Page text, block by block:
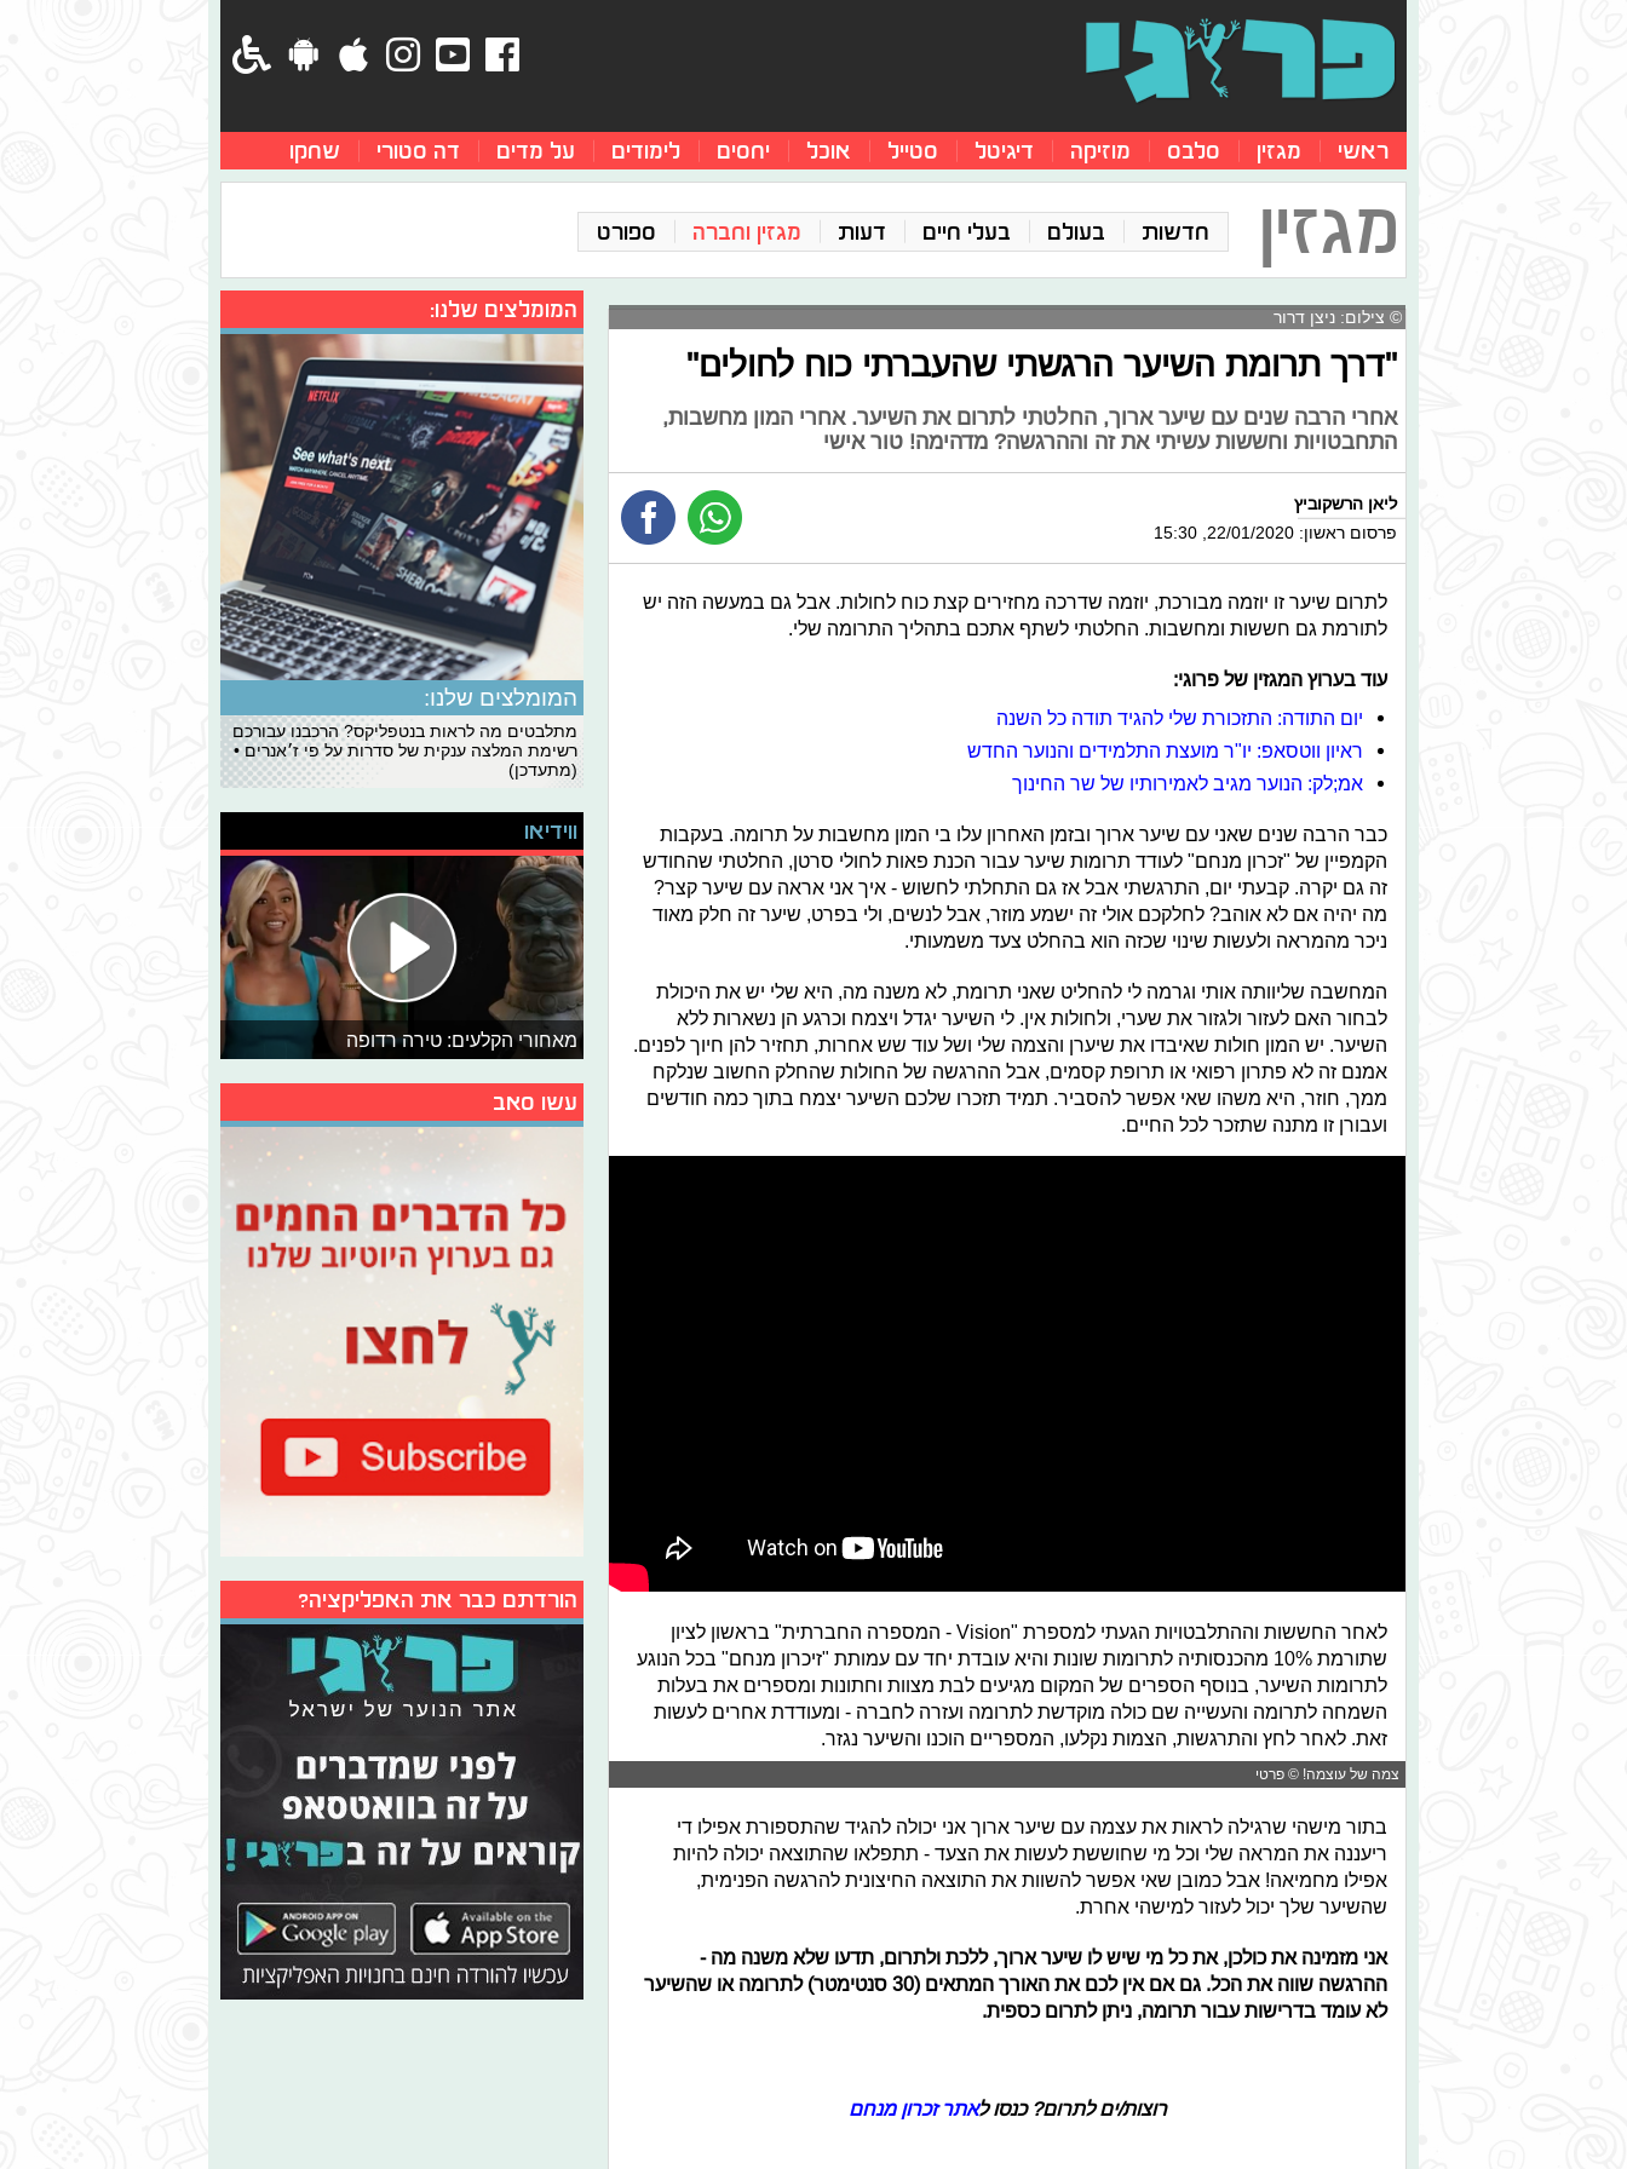
ראשי מגזין סלבס מוזיקה דיגיטל סטייל אוכל יחסים לימודים על מדים דה סטורי שחקו
מגזין חדשות בעולם בעלי חיים דעות מגזין וחברה ספורט
© צילום: ניצן דרור
"דרך תרומת השיער הרגשתי שהעברתי כוח לחולים"
אחרי הרבה שנים עם שיער ארוך, החלטתי לתרום את השיער. אחרי המון מחשבות,
התחבטויות וחששות עשיתי את זה וההרגשה? מדהימה! טור אישי
ליאן הרשקוביץ
פרסום ראשון: 22/01/2020, 15:30
לתרום שיער זו יוזמה מבורכת, יוזמה שדרכה מחזירים קצת כוח לחולות. אבל גם במעשה הזה יש
לתורמת גם חששות ומחשבות. החלטתי לשתף אתכם בתהליך התרומה שלי.
עוד בערוץ המגזין של פרוגי:
יום התודה: התזכורת שלי להגיד תודה כל השנה
ראיון ווטסאפ: יו"ר מועצת התלמידים והנוער החדש
אמ;לק: הנוער מגיב לאמירותיו של שר החינוך
כבר הרבה שנים שאני עם שיער ארוך ובזמן האחרון עלו בי המון מחשבות על תרומה. בעקבות
הקמפיין של "זכרון מנחם" לעודד תרומות שיער עבור הכנת פאות לחולי סרטן, החלטתי שהחודש
זה גם יקרה. קבעתי יום, התרגשתי אבל אז גם התחלתי לחשוש - איך אני אראה עם שיער קצר?
מה יהיה אם לא אוהב? לחלקכם אולי זה ישמע מוזר, אבל לנשים, ולי בפרט, שיער זה חלק מאוד
ניכר מהמראה ולעשות שינוי שכזה הוא בהחלט צעד משמעותי.
המחשבה שליוותה אותי וגרמה לי להחליט שאני תרומת, לא משנה מה, היא שלי יש את היכולת
לבחור האם לעזור ולגזור את שערי, ולחולות אין. לי השיער יגדל ויצמח וכרגע הן נשארות ללא
השיער. יש המון חולות שאיבדו את שיערן והצמה שלי ושל עוד שש אחרות, תחזיר להן חיוך לפנים.
אמנם זה לא פתרון רפואי או תרופת קסמים, אבל ההרגשה של החולות שהחלק החשוב שנלקח
ממך, חוזר, היא משהו שאי אפשר להסביר. תמיד תזכרו שלכם השיער יצמח בתוך כמה חודשים
ועבורן זו מתנה שתזכר לכל החיים.
לאחר החששות וההתלבטויות הגעתי למספרת "Vision - המספרה החברתית" בראשון לציון
שתורמת 10% מהכנסותיה לתרומות שונות והיא עובדת יחד עם עמותת "זיכרון מנחם" בכל הנוגע
לתרומות השיער, בנוסף הספרים של המקום מגיעים לבת מצוות וחתונות ומספרים את בעלות
השמחה לתרומה והעשייה שם כולה מוקדשת לתרומה ועזרה לחברה - ומעודדת אחרים לעשות
זאת. לאחר לחץ והתרגשות, הצמות נקלעו, המספריים הוכנו והשיער נגזר.
צמה של עוצמה! © פרטי
בתור מישהי שרגילה לראות את עצמה עם שיער ארוך אני יכולה להגיד שהתספורת אפילו די
ריעננה את המראה שלי וכל מי שחוששת לעשות את הצעד - תתפלאו שהתוצאה יכולה להיות
אפילו מחמיאה! אבל כמובן שאי אפשר להשוות את התוצאה החיצונית להרגשה הפנימית,
שהשיער שלך יכול לעזור למישהי אחרת.
אני מזמינה את כולכן, את כל מי שיש לו שיער ארוך, ללכת ולתרום, תדעו שלא משנה מה -
ההרגשה שווה את הכל. גם אם אין לכם את האורך המתאים (30 סנטימטר) לתרומה או שהשיער
לא עומד בדרישות עבור תרומה, ניתן לתרום כספית.
רוצות/ים לתרום? כנסו לאתר זכרון מנחם
המומלצים שלנו:
המומלצים שלנו:
מתלבטים מה לראות בנטפליקס? הרכבנו עבורכם
רשימת המלצה ענקית של סדרות על פי ז׳אנרים •
(מתעדכן)
ווידיאו
מאחורי הקלעים: טירה רדופה
עשו סאב
הורדתם כבר את האפליקציה?